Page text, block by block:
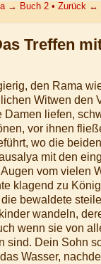
→ Buch 2 •Zurück ↔
Treffen
den Rama
Witwen den
Damen liefen,
vor ihnen
wo die
mit den
vom vielen
klagend zu
bewaldete
wandeln,
wenn sie von
sind. Dein Sohn
Wasser,